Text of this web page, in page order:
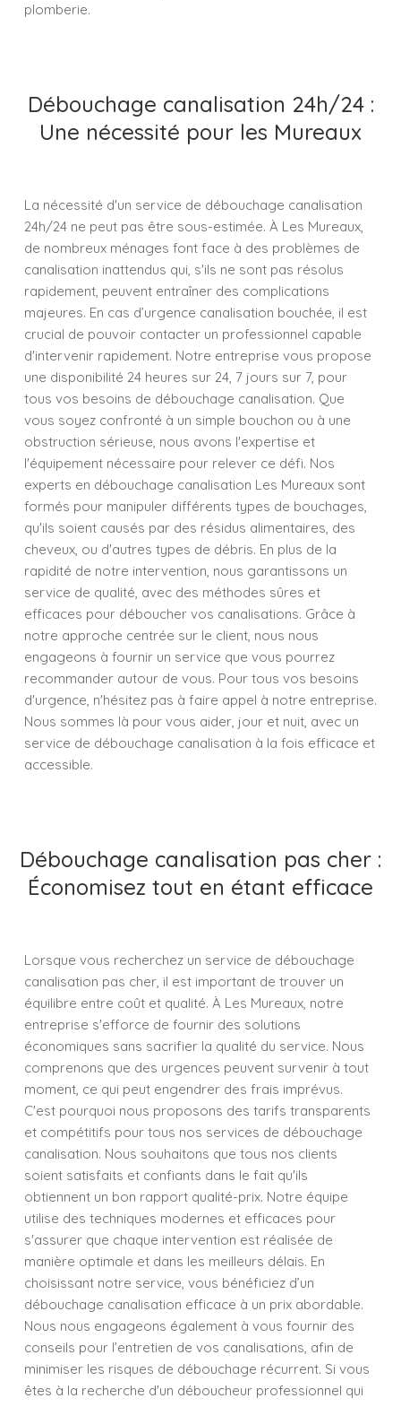
plomberie.
Débouchage canalisation 24h/24 :
Une nécessité pour les Mureaux
La nécessité d'un service de débouchage canalisation
24h/24 ne peut pas être sous-estimée. À Les Mureaux,
de nombreux ménages font face à des problèmes de
canalisation inattendus qui, s'ils ne sont pas résolus
rapidement, peuvent entraîner des complications
majeures. En cas d’urgence canalisation bouchée, il est
crucial de pouvoir contacter un professionnel capable
d'intervenir rapidement. Notre entreprise vous propose
une disponibilité 24 heures sur 24, 7 jours sur 7, pour
tous vos besoins de débouchage canalisation. Que
vous soyez confronté à un simple bouchon ou à une
obstruction sérieuse, nous avons l'expertise et
l'équipement nécessaire pour relever ce défi. Nos
experts en débouchage canalisation Les Mureaux sont
formés pour manipuler différents types de bouchages,
qu'ils soient causés par des résidus alimentaires, des
cheveux, ou d'autres types de débris. En plus de la
rapidité de notre intervention, nous garantissons un
service de qualité, avec des méthodes sûres et
efficaces pour déboucher vos canalisations. Grâce à
notre approche centrée sur le client, nous nous
engageons à fournir un service que vous pourrez
recommander autour de vous. Pour tous vos besoins
d'urgence, n'hésitez pas à faire appel à notre entreprise.
Nous sommes là pour vous aider, jour et nuit, avec un
service de débouchage canalisation à la fois efficace et
accessible.
Débouchage canalisation pas cher :
Économisez tout en étant efficace
Lorsque vous recherchez un service de débouchage
canalisation pas cher, il est important de trouver un
équilibre entre coût et qualité. À Les Mureaux, notre
entreprise s'efforce de fournir des solutions
économiques sans sacrifier la qualité du service. Nous
comprenons que des urgences peuvent survenir à tout
moment, ce qui peut engendrer des frais imprévus.
C'est pourquoi nous proposons des tarifs transparents
et compétitifs pour tous nos services de débouchage
canalisation. Nous souhaitons que tous nos clients
soient satisfaits et confiants dans le fait qu'ils
obtiennent un bon rapport qualité-prix. Notre équipe
utilise des techniques modernes et efficaces pour
s'assurer que chaque intervention est réalisée de
manière optimale et dans les meilleurs délais. En
choisissant notre service, vous bénéficiez d’un
débouchage canalisation efficace à un prix abordable.
Nous nous engageons également à vous fournir des
conseils pour l’entretien de vos canalisations, afin de
minimiser les risques de débouchage récurrent. Si vous
êtes à la recherche d'un déboucheur professionnel qui